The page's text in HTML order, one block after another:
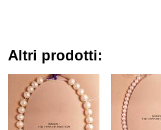
altri prodotti: